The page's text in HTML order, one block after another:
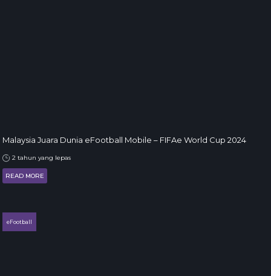
Malaysia Juara Dunia eFootball Mobile – FIFAe World Cup 2024
2 tahun yang lepas
READ MORE
eFootball